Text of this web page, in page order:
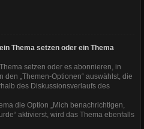
Thema setzen oder ein Thema
setzen oder es abonnieren, in
„Themen-Optionen“ auswählst, die
des Diskussionsverlaufs des
die Option „Mich benachrichtigen,
aktivierst, wird das Thema ebenfalls